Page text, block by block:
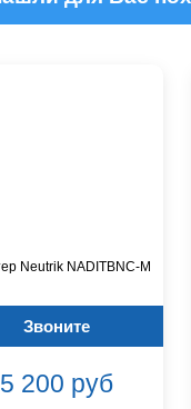
Neutrik NADITBNC-M
Звоните
5 200 руб